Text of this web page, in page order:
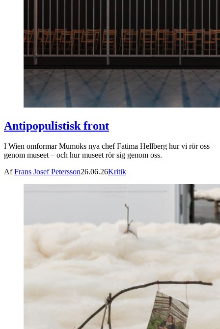
Antipopulistisk front
I Wien omformar Mumoks nya chef Fatima Hellberg hur vi rör oss
genom museet – och hur museet rör sig genom oss.
AfFrans Josef Petersson26.06.26Kritik